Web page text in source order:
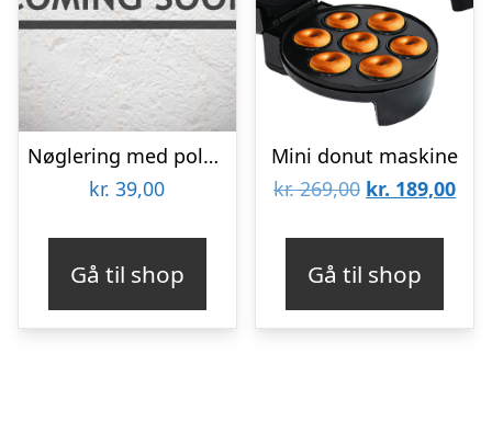
Nøglering med polet – Farmors mønt
kr. 39,00
Gå til shop
Mini donut maskine
kr.269,00 Den
kr. 269,00.
kr. 189,00Den
kr.
Gå til shop